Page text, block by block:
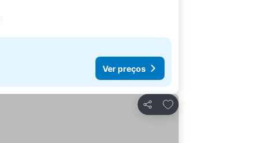
Ver preços
Partilhar
Adicionar aos favoritos